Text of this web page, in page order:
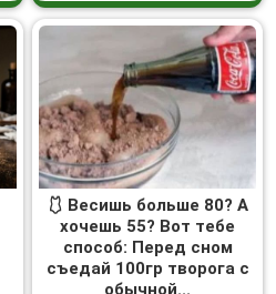
🩱 Весишь больше 80? А
хочешь 55? Вот тебе
способ: Перед сном
съедай 100гр творога с
обычной...